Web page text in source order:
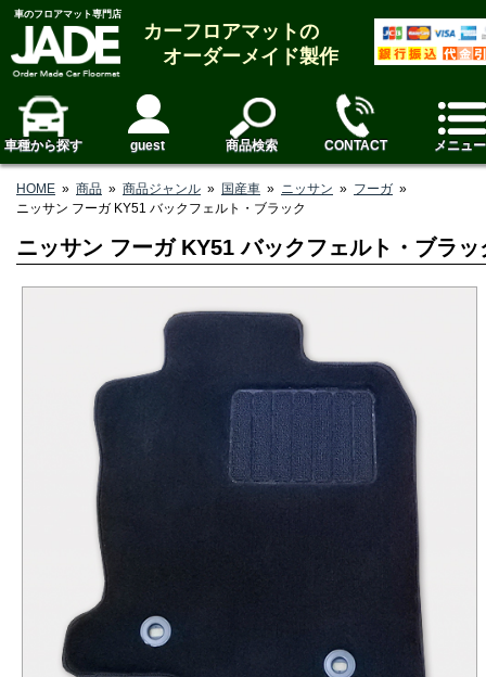
車のフロアマット専門店
カーフロアマットの
オーダーメイド製作
車種から探す guest 商品検索 CONTACT メニュー
HOME » 商品 » 商品ジャンル » 国産車 » ニッサン » フーガ »
ニッサン フーガ KY51 バックフェルト・ブラック
ニッサン フーガ KY51 バックフェルト・ブラッ